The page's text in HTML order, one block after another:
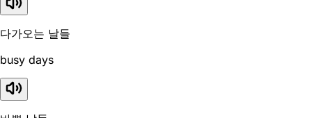
다가오는 날들
busy days